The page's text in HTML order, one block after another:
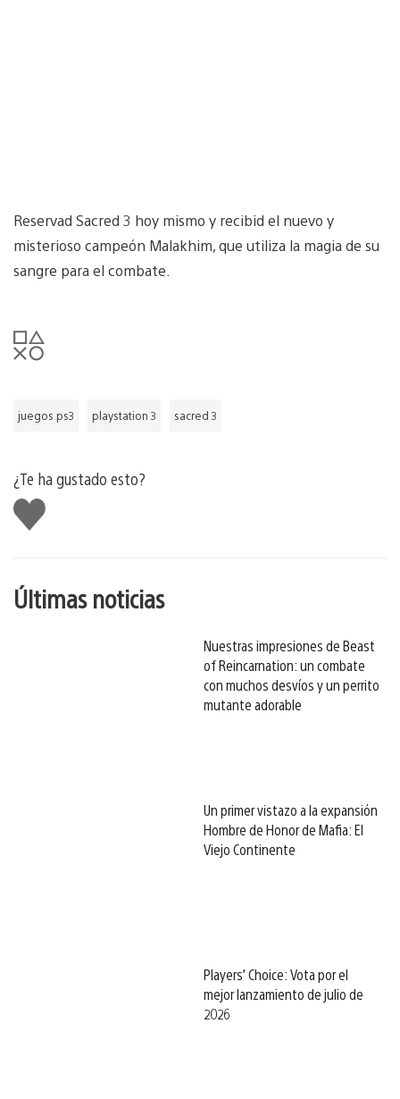
Reservad Sacred 3 hoy mismo y recibid el nuevo y
misterioso campeón Malakhim, que utiliza la magia de su
sangre para el combate.
juegos ps3 playstation 3 sacred 3
¿Te ha gustado esto?
Me
gusta
Últimas noticias
Nuestras impresiones de Beast
of Reincarnation: un combate
con muchos desvíos y un perrito
mutante adorable
Un primer vistazo a la expansión
Hombre de Honor de Mafia: El
Viejo Continente
Players’ Choice: Vota por el
mejor lanzamiento de julio de
2026